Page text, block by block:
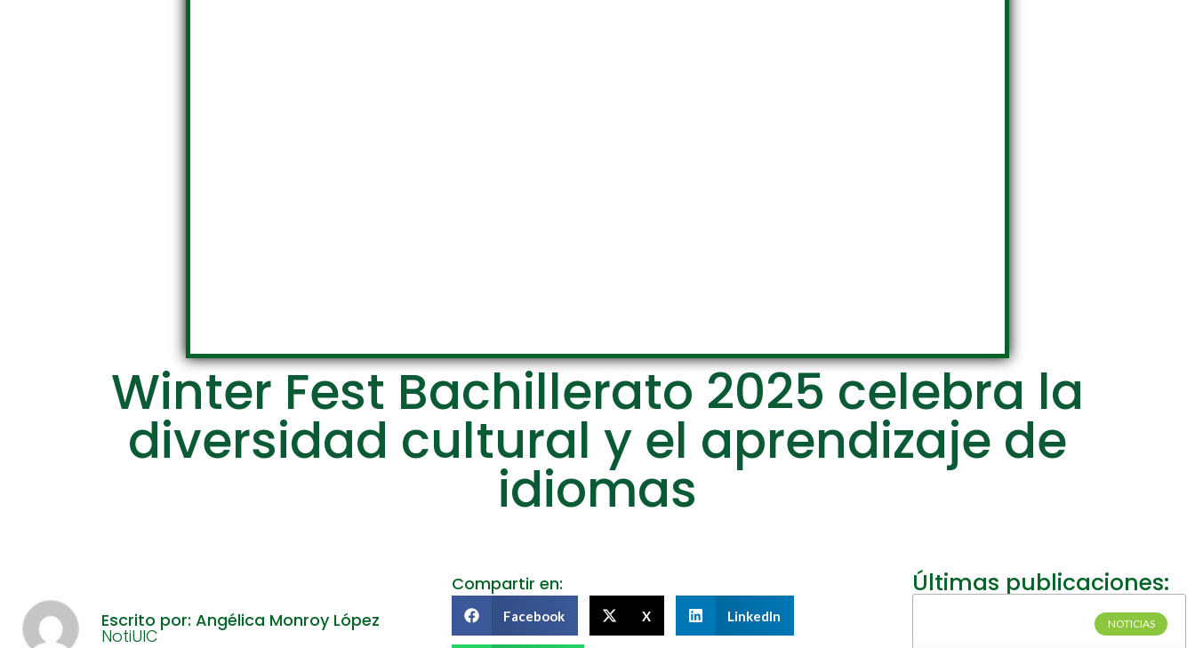
Winter Fest Bachillerato 2025 celebra la
diversidad cultural y el aprendizaje de
idiomas
Escrito por: Angélica Monroy López
NotiUIC
Compartir en:
Facebook X LinkedIn
Últimas publicaciones:
NOTICIAS